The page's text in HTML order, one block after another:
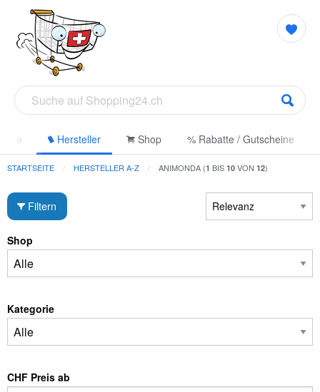
Hersteller Shop % Rabatte / Gutscheine
STARTSEITE HERSTELLER A-Z ANIMONDA (1 BIS 10 VON 12)
Filtern
Shop
Kategorie
CHF Preis ab